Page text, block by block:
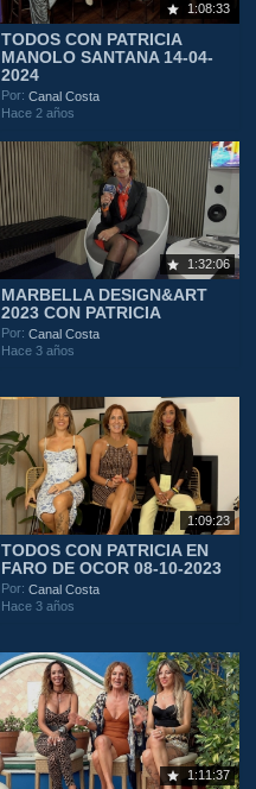
1:08:33
TODOS CON PATRICIA
MANOLO SANTANA 14-04-
2024
Por:Canal Costa
Hace 2 años
1:32:06
MARBELLA DESIGN&ART
2023 CON PATRICIA
Por:Canal Costa
Hace 3 años
1:09:23
TODOS CON PATRICIA EN
FARO DE OCOR 08-10-2023
Por:Canal Costa
Hace 3 años
1:11:37